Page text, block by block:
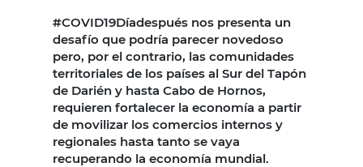
#COVID19Díadespués nos presenta un
desafío que podría parecer novedoso
pero, por el contrario, las comunidades
territoriales de los países al Sur del Tapón
de Darién y hasta Cabo de Hornos,
requieren fortalecer la economía a partir
de movilizar los comercios internos y
regionales hasta tanto se vaya
recuperando la economía mundial.